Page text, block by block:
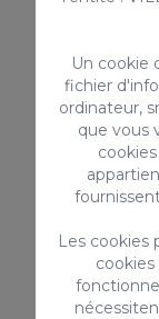
140,00 €
Un cookie
fichier
ordinateur,
que vous
Les cookies